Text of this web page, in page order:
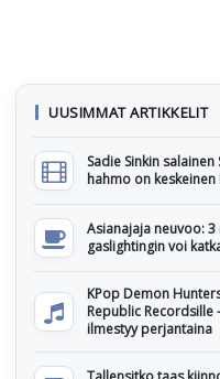
UUSIMMAT ARTIKKELIT
Sadie Sinkin
hahmo on
Asianajaja neuvoo:
gaslightingin voi
KPop Demon
Republic Recordsille
ilmestyy perjantaina